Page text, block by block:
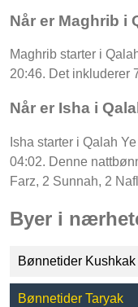
Når er Maghrib i
Maghrib starter i
20:46. Det inkluderer
Når er Isha i
Isha starter i Qalah
04:02. Denne
Farz, 2 Sunnah, 2
Byer i
Bønnetider Kushkak
Bønnetider Taryak